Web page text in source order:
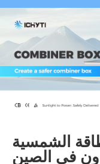
الشمسية
في الصين